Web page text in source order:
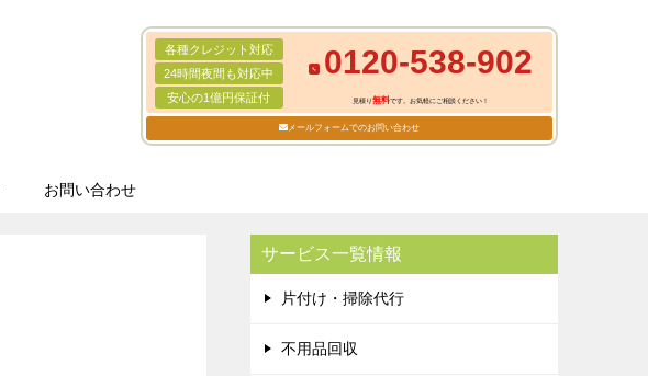
各種クレジット対応
24時間夜間も対応中
安心の1億円保証付
0120-538-902
見積り無料です。お気軽にご相談ください！
メールフォームでのお問い合わせ
お問い合わせ
サービス一覧情報
片付け・掃除代行
不用品回収